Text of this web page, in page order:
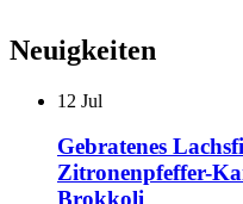
Neuigkeiten
12 Jul
Gebratenes
Zitronenpfeffer-